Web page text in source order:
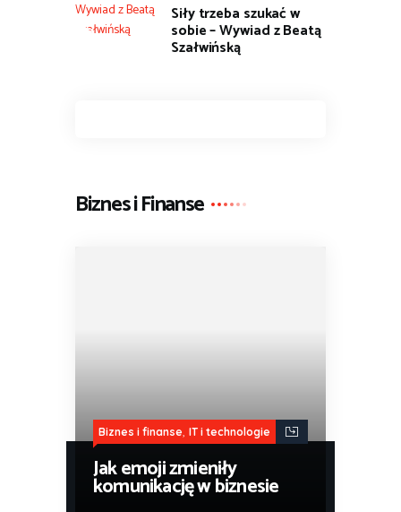
Siły trzeba szukać w
sobie – Wywiad z Beatą
Szałwińską
Biznes i Finanse
Biznes i finanse, IT i technologie
Jak emoji zmieniły
komunikację w biznesie